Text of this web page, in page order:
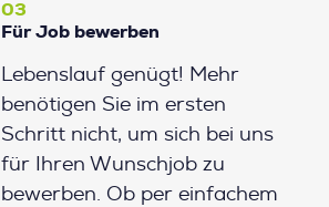
03
Für Job bewerben
Lebenslauf genügt! Mehr
benötigen Sie im ersten
Schritt nicht, um sich bei uns
für Ihren Wunschjob zu
bewerben. Ob per einfachem